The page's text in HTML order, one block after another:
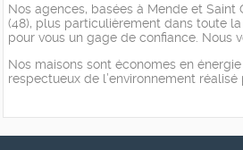
Nos agences, basées à Mende et
(48), plus particulièrement dans toute
pour vous un gage de confiance. Nous
Nos maisons sont économes en
respectueux de l’environnement